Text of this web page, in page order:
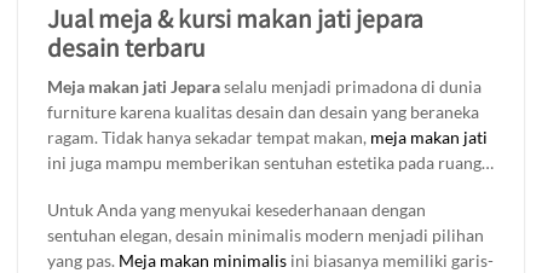
Jual meja & kursi makan jati jepara
desain terbaru
Meja makan jati Jeparaselalu menjadi primadona di dunia
furniture karena kualitas desain dan desain yang beraneka
ragam. Tidak hanya sekadar tempat makan, meja makan jati
ini juga mampu memberikan sentuhan estetika pada ruang
mewah.
Untuk Anda yang menyukai kesederhanaan dengan
sentuhan elegan, desain minimalis modern menjadi pilihan
yang pas. Meja makan minimalis ini biasanya memiliki garis-